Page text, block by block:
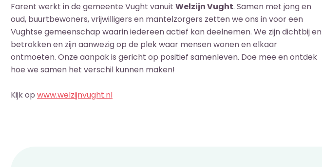
Farent werkt in de gemeente Vught vanuitWelzijn Vught. Samen met jong en
oud, buurtbewoners, vrijwilligers en mantelzorgers zetten we ons in voor een
Vughtse gemeenschap waarin iedereen actief kan deelnemen. We zijn dichtbij en
betrokken en zijn aanwezig op de plek waar mensen wonen en elkaar
ontmoeten. Onze aanpak is gericht op positief samenleven. Doe mee en ontdek
hoe we samen het verschil kunnen maken!
Kijk opwww.welzijnvught.nl